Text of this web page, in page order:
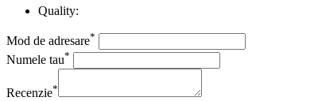
Quality:
Mod de adresare*
Numele tau*
Recenzie*